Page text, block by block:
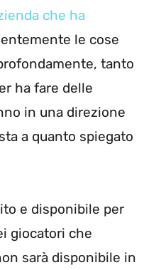
che ha
le cose
tanto
ha fare delle
in una direzione
a quanto spiegato
e disponibile per
giocatori che
sarà disponibile in